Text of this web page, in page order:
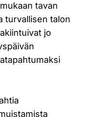
tavan
turvallisen talon
jo